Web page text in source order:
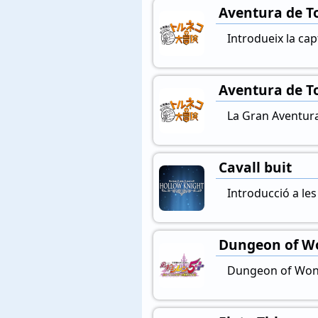
Aventura de
Introdueix la
Aventura de
La Gran
Cavall buit
Introducció a
Dungeon of
Dungeon of